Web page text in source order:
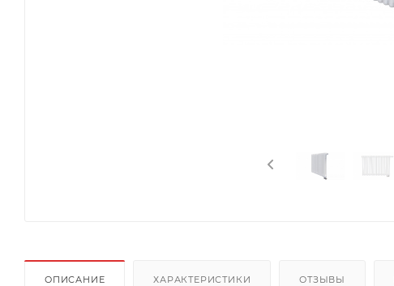
ОПИСАНИЕ ХАРАКТЕРИСТИКИ ОТЗЫВЫ